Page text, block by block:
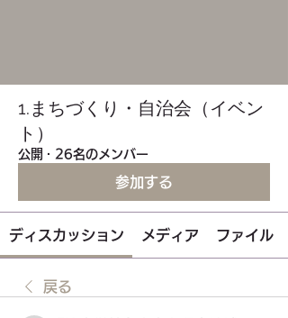
1.まちづくり・自治会（イベン
ト）
公開 · 26名のメンバー
参加する
ディスカッション メディア ファイル
戻る